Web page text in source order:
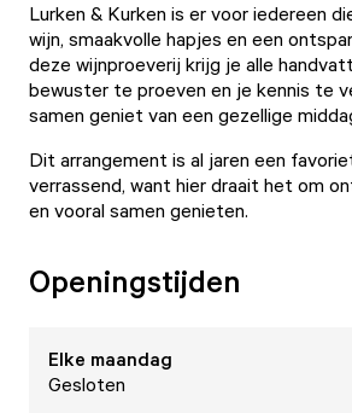
Lurken & Kurken is er voor iedereen
wijn, smaakvolle hapjes en een
deze wijnproeverij krijg je alle
bewuster te proeven en je kennis te
samen geniet van een gezellige
Dit arrangement is al jaren een
verrassend, want hier draait het om
en vooral samen genieten.
Openingstijden
Elke maandag
Gesloten